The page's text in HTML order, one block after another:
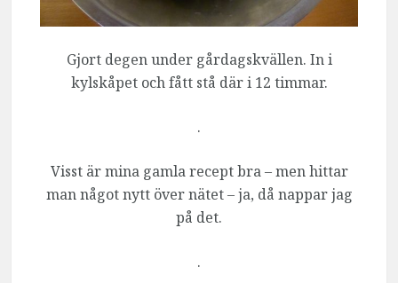
Gjort degen under gårdagskvällen. In i
kylskåpet och fått stå där i 12 timmar.
.
Visst är mina gamla recept bra – men hittar
man något nytt över nätet – ja, då nappar jag
på det.
.